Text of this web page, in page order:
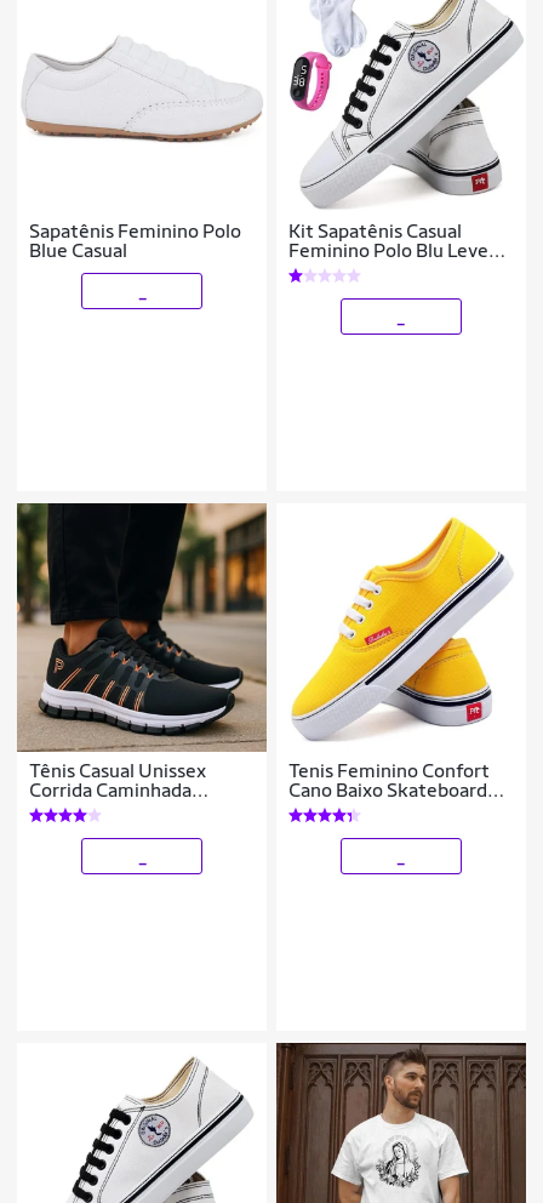
Sapatênis Feminino Polo
Blue Casual
Kit Sapatênis Casual
Feminino Polo Blu Leve
Confortável Clássico +
Relógio Digital + Meia
Tênis Casual Unissex
Corrida Caminhada
Academia em Tecido Leve
Dia a Dia do 34 ao 43
Tenis Feminino Confort
Cano Baixo Skateboard
Casual